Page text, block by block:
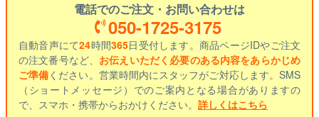
電話でのご注文・お問い合わせは
050-1725-3175
自動音声にて24時間365日受付します。商品ページIDやご注文
の注文番号など、 お伝えいただく必要のある内容をあらかじめ
ご準備ください。営業時間内にスタッフがご対応します。SMS
（ショートメッセージ）でのご案内となる場合がありますの
で、スマホ・携帯からおかけください。 詳しくはこちら